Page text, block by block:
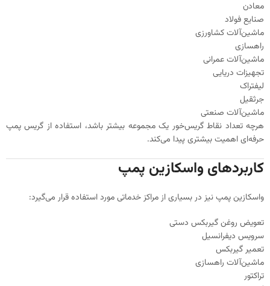
معادن
صنایع فولاد
ماشین‌آلات کشاورزی
راهسازی
ماشین‌آلات عمرانی
تجهیزات دریایی
لیفتراک
جرثقیل
ماشین‌آلات صنعتی
هرچه تعداد نقاط گریس‌خور یک مجموعه بیشتر باشد، استفاده از گریس پمپ
حرفه‌ای اهمیت بیشتری پیدا می‌کند.
کاربردهای واسکازین پمپ
واسکازین پمپ نیز در بسیاری از مراکز خدماتی مورد استفاده قرار می‌گیرد:
تعویض روغن گیربکس دستی
سرویس دیفرانسیل
تعمیر گیربکس
ماشین‌آلات راهسازی
تراکتور